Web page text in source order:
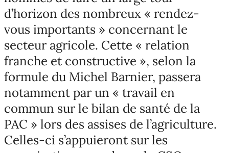
d’horizon des nombreux « rendez-
vous importants » concernant le
secteur agricole. Cette « relation
franche et constructive », selon la
formule du Michel Barnier, passera
notamment par un « travail en
commun sur le bilan de santé de la
PAC » lors des assises de l’agriculture.
Celles-ci s’appuieront sur les